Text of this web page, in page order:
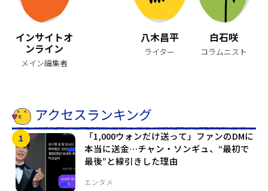
インサイトオ
ンライン
メイン編集者
八木昌平
ライター
白石咲
コラムニスト
アクセスランキング
エンタメ
「1,000ウォンだけ送って」ファンのDMに
本当に送金…チャン・ソンギュ、“最初で
最後”と線引きした理由